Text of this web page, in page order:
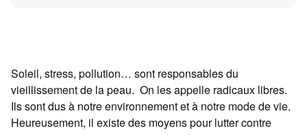
Soleil, stress, pollution… sont responsables du
vieillissement de la peau. On les appelle radicaux libres.
Ils sont dus à notre environnement et à notre mode de vie.
Heureusement, il existe des moyens pour lutter contre